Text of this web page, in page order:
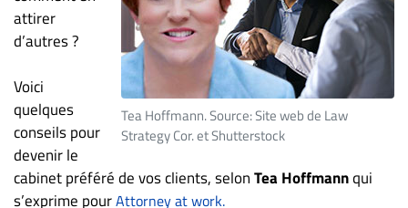
Métiers
Scoop?
CABINETS
ET
ENTREPRISES
Espace
entreprises
Tea Hoffmann. Source: Site web de Law
Strategy Cor. et Shutterstock
attirer
d’autres ?
Voici
quelques
conseils pour
devenir le
cabinet préféré de vos clients, selonTea Hoffmannqui
s’exprime pourAttorney at work.